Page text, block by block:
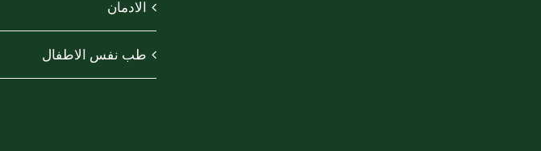
الادمان
طب نفس الاطفال